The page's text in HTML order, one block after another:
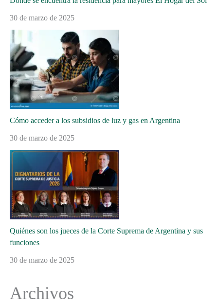
30 de marzo de 2025
Cómo acceder a los subsidios de luz y gas en Argentina
30 de marzo de 2025
Quiénes son los jueces de la Corte Suprema de Argentina y sus
funciones
30 de marzo de 2025
Archivos